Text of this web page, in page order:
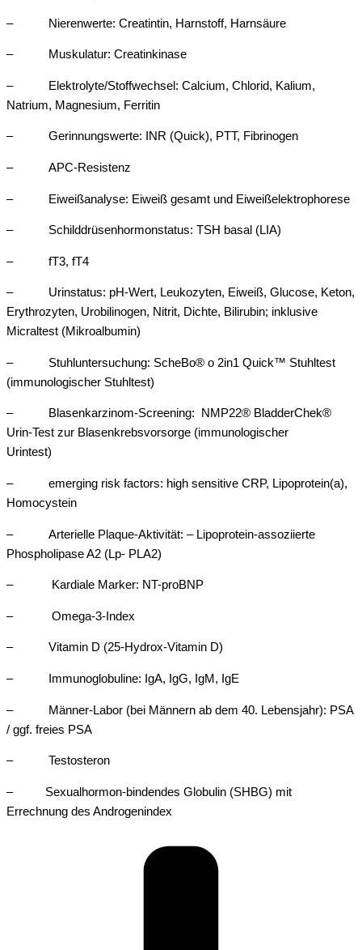
– Nierenwerte: Creatintin, Harnstoff, Harnsäure
– Muskulatur: Creatinkinase
– Elektrolyte/Stoffwechsel: Calcium, Chlorid, Kalium,
Natrium, Magnesium, Ferritin
– Gerinnungswerte: INR (Quick), PTT, Fibrinogen
– APC-Resistenz
– Eiweißanalyse: Eiweiß gesamt und Eiweißelektrophorese
– Schilddrüsenhormonstatus: TSH basal (LIA)
– fT3, fT4
– Urinstatus: pH-Wert, Leukozyten, Eiweiß, Glucose, Keton,
Erythrozyten, Urobilinogen, Nitrit, Dichte, Bilirubin; inklusive
Micraltest (Mikroalbumin)
– Stuhluntersuchung: ScheBo® o 2in1 Quick™ Stuhltest
(immunologischer Stuhltest)
– Blasenkarzinom-Screening: NMP22® BladderChek®
Urin-Test zur Blasenkrebsvorsorge (immunologischer
Urintest)
– emerging risk factors: high sensitive CRP, Lipoprotein(a),
Homocystein
– Arterielle Plaque-Aktivität: – Lipoprotein-assoziierte
Phospholipase A2 (Lp- PLA2)
– Kardiale Marker: NT-proBNP
– Omega-3-Index
– Vitamin D (25-Hydrox-Vitamin D)
– Immunoglobuline: IgA, IgG, IgM, IgE
– Männer-Labor (bei Männern ab dem 40. Lebensjahr): PSA
/ ggf. freies PSA
– Testosteron
– Sexualhormon-bindendes Globulin (SHBG) mit
Errechnung des Androgenindex